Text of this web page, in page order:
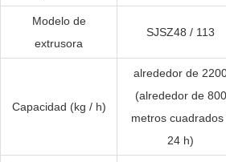
Modelo de
extrusora
SJSZ48 / 113
Capacidad (kg / h)
alrededor de
(alrededor de 800
metros cuadrados
24 h)